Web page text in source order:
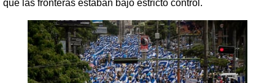
que las fronteras estaban bajo estricto control.